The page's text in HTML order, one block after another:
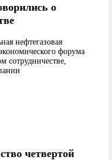
о
нефтегазовая
форума
сотрудничестве,
четвертой